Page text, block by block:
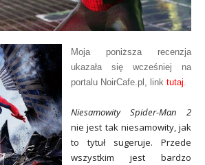
Moja poniższa recenzja
ukazała się wcześniej na
portalu NoirCafe.pl, linktutaj
Niesamowity Spider-Man 2
nie jest tak niesamowity, jak
to tytuł sugeruje. Przede
wszystkim jest bardzo